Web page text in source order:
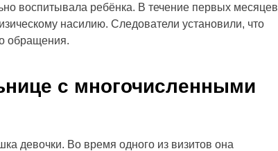
воспитывала ребёнка. В течение первых месяцев
насилию. Следователи установили, что
обращения.
с многочисленными
девочки. Во время одного из визитов она